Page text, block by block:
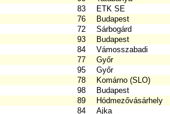
83
ETK SE
76
Budapest
72
Sárbogárd
93
Budapest
84
Vámosszabadi
77
Győr
95
Győr
78
Komárno (SLO)
98
Budapest
89
Hódmezővásárhely
84
Ajka